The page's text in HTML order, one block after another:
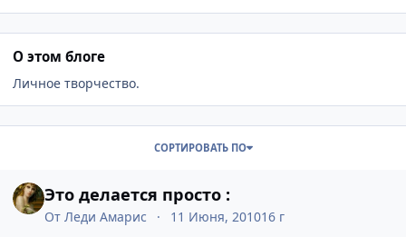
О этом блоге
Личное творчество.
СОРТИРОВАТЬ ПО
Это делается просто :
От Леди Амарис 11 Июня, 201016 г